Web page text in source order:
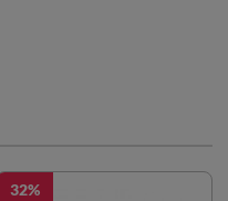
32